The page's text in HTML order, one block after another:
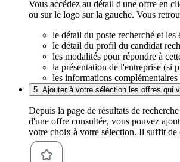
Vous accédez au détail d'une offre en
ou sur le logo sur la gauche. Vous
le détail du poste recherché et les
le détail du profil du candidat
les modalités pour répondre à
la présentation de l'entreprise (si
les informations complémentaires
5. Ajouter à votre sélection les offres qui
Depuis la page de résultats de
d'une offre consultée, vous pouvez
votre choix à votre sélection. Il suffit